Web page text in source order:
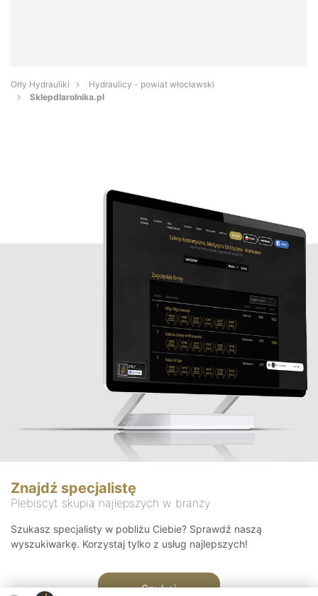
Orły Hydrauliki
Hydraulicy - powiat włocławski
Sklepdlarolnika.pl
Znajdź specjalistę
Plebiscyt skupia najlepszych w branży
Szukasz specjalisty w pobliżu Ciebie? Sprawdź naszą
wyszukiwarkę. Korzystaj tylko z usług najlepszych!
Szukaj